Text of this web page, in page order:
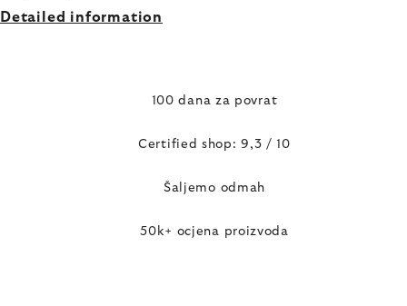
Detailed information
100 dana za povrat
Certified shop: 9,3 / 10
Šaljemo odmah
50k+ ocjena proizvoda